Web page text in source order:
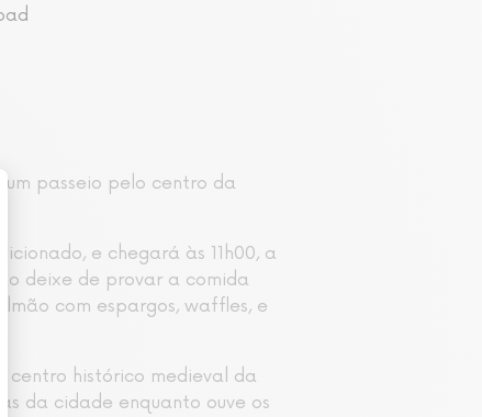
passeio pelo centro da
e chegará às 11h00, a
deixe de provar a comida
com espargos, waffles, e
centro histórico medieval da
da cidade enquanto ouve os